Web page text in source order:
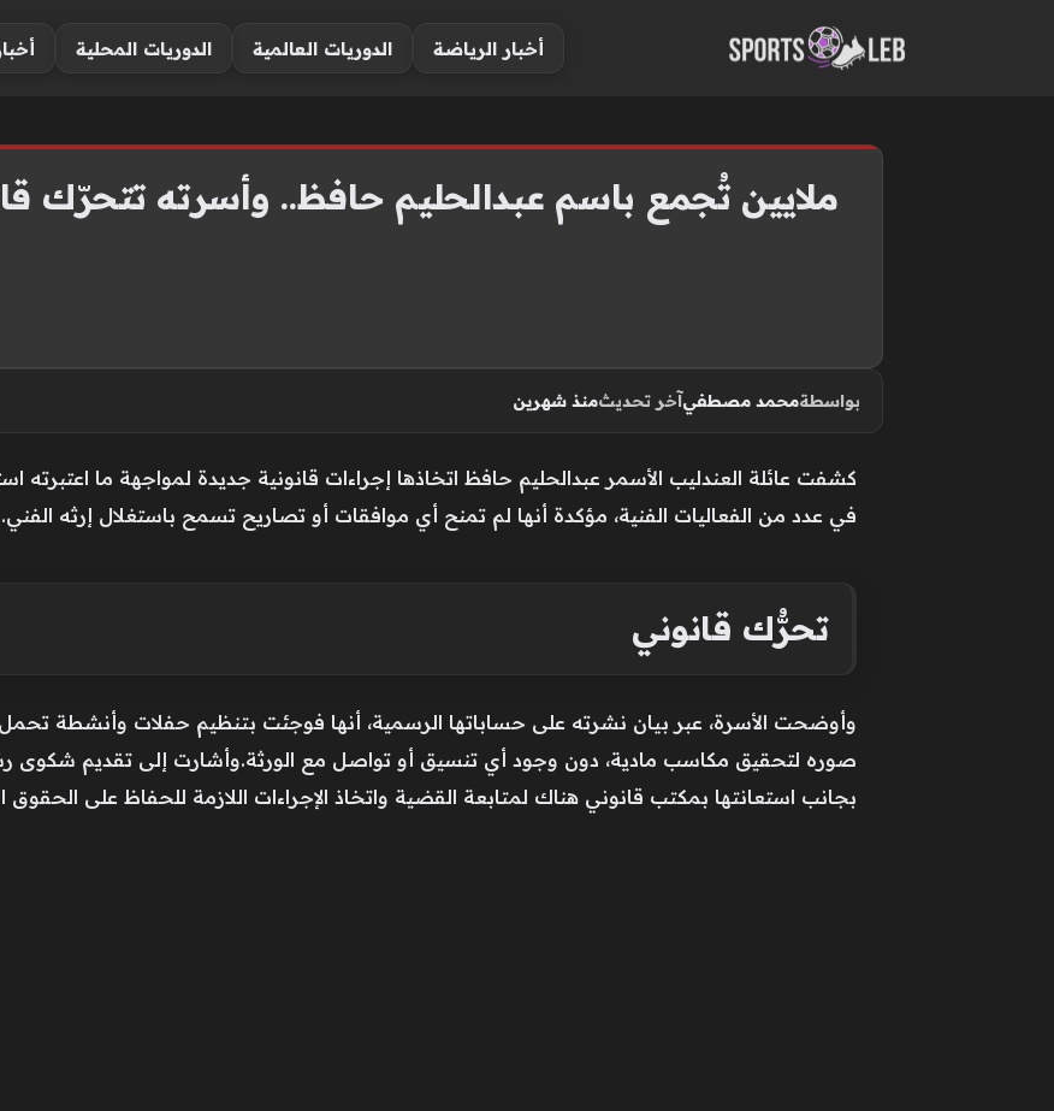
أخبار الرياضة الدوريات العالمية الدوريات المحلية
ملايين تُجمع باسم عبدالحليم حافظ.. وأسرته تتحرّك
بواسطةمحمد مصطفيآخر تحديثمنذ شهرين
كشفت عائلة العندليب الأسمر عبدالحليم حافظ اتخاذها إجراءات قانونية جديدة لمواجهة ما
في عدد من الفعاليات الفنية، مؤكدة أنها لم تمنح أي موافقات أو تصاريح تسمح باستغلال إرثه الفني.
تحرُّك قانوني
وأوضحت الأسرة، عبر بيان نشرته على حساباتها الرسمية، أنها فوجئت بتنظيم حفلات وأنشطة
صوره لتحقيق مكاسب مادية، دون وجود أي تنسيق أو تواصل مع الورثة.وأشارت إلى تقديم شكوى
بجانب استعانتها بمكتب قانوني هناك لمتابعة القضية واتخاذ الإجراءات اللازمة للحفاظ على